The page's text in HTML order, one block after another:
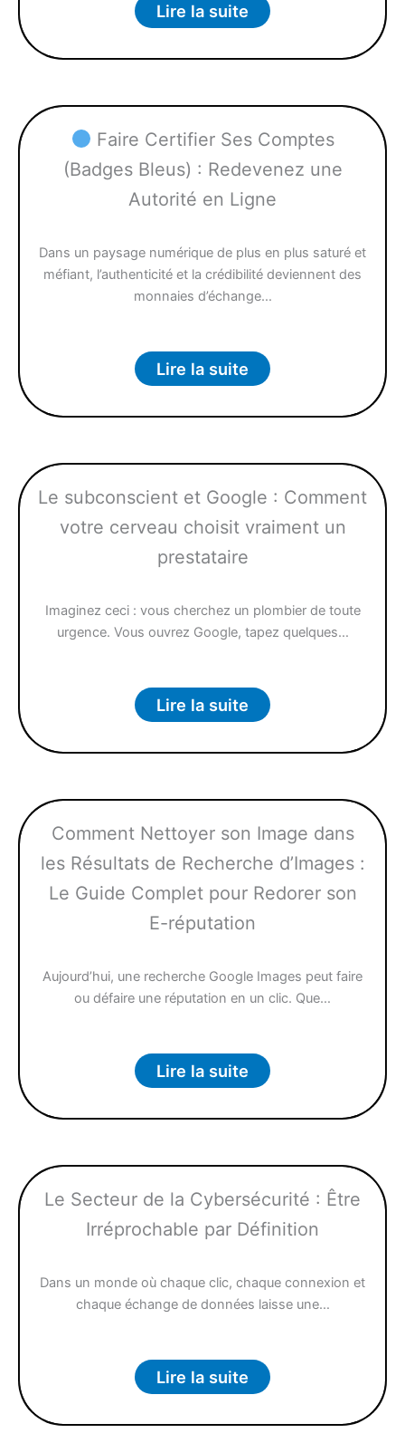
Lire la suite
Faire Certifier Ses Comptes
(Badges Bleus) : Redevenez une
Autorité en Ligne
Dans un paysage numérique de plus en plus saturé et
méfiant, l’authenticité et la crédibilité deviennent des
monnaies d’échange…
Lire la suite
Le subconscient et Google : Comment
votre cerveau choisit vraiment un
prestataire
Imaginez ceci : vous cherchez un plombier de toute
urgence. Vous ouvrez Google, tapez quelques…
Lire la suite
Comment Nettoyer son Image dans
les Résultats de Recherche d’Images :
Le Guide Complet pour Redorer son
E-réputation
Aujourd’hui, une recherche Google Images peut faire
ou défaire une réputation en un clic. Que…
Lire la suite
Le Secteur de la Cybersécurité : Être
Irréprochable par Définition
Dans un monde où chaque clic, chaque connexion et
chaque échange de données laisse une…
Lire la suite